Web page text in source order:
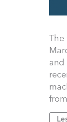
The
and